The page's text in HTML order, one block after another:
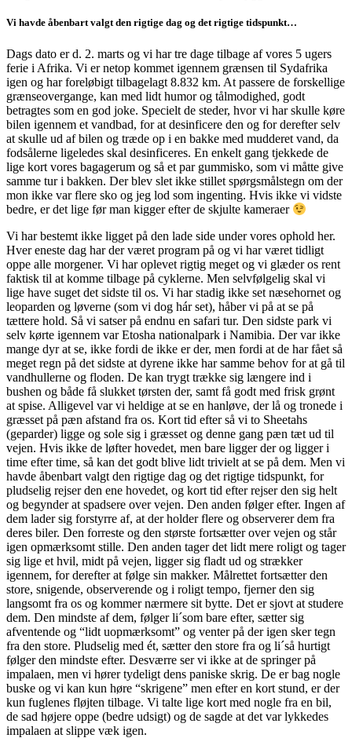
Vi havde åbenbart valgt den rigtige dag og det rigtige tidspunkt…
Dags dato er d. 2. marts og vi har tre dage tilbage af vores 5 ugers
ferie i Afrika. Vi er netop kommet igennem grænsen til Sydafrika
igen og har foreløbigt tilbagelagt 8.832 km. At passere de forskellige
grænseovergange, kan med lidt humor og tålmodighed, godt
betragtes som en god joke. Specielt de steder, hvor vi har skulle køre
bilen igennem et vandbad, for at desinficere den og for derefter selv
at skulle ud af bilen og træde op i en bakke med mudderet vand, da
fodsålerne ligeledes skal desinficeres. En enkelt gang tjekkede de
lige kort vores bagagerum og så et par gummisko, som vi måtte give
samme tur i bakken. Der blev slet ikke stillet spørgsmålstegn om der
mon ikke var flere sko og jeg lod som ingenting. Hvis ikke vi vidste
bedre, er det lige før man kigger efter de skjulte kameraer
Vi har bestemt ikke ligget på den lade side under vores ophold her.
Hver eneste dag har der været program på og vi har været tidligt
oppe alle morgener. Vi har oplevet rigtig meget og vi glæder os rent
faktisk til at komme tilbage på cyklerne. Men selvfølgelig skal vi
lige have suget det sidste til os. Vi har stadig ikke set næsehornet og
leoparden og løverne (som vi dog hár set), håber vi på at se på
tættere hold. Så vi satser på endnu en safari tur. Den sidste park vi
selv kørte igennem var Etosha nationalpark i Namibia. Der var ikke
mange dyr at se, ikke fordi de ikke er der, men fordi at de har fået så
meget regn på det sidste at dyrene ikke har samme behov for at gå til
vandhullerne og floden. De kan trygt trække sig længere ind i
bushen og både få slukket tørsten der, samt få godt med frisk grønt
at spise. Alligevel var vi heldige at se en hanløve, der lå og tronede i
græsset på pæn afstand fra os. Kort tid efter så vi to Sheetahs
(geparder) ligge og sole sig i græsset og denne gang pæn tæt ud til
vejen. Hvis ikke de løfter hovedet, men bare ligger der og ligger i
time efter time, så kan det godt blive lidt trivielt at se på dem. Men vi
havde åbenbart valgt den rigtige dag og det rigtige tidspunkt, for
pludselig rejser den ene hovedet, og kort tid efter rejser den sig helt
og begynder at spadsere over vejen. Den anden følger efter. Ingen af
dem lader sig forstyrre af, at der holder flere og observerer dem fra
deres biler. Den forreste og den største fortsætter over vejen og står
igen opmærksomt stille. Den anden tager det lidt mere roligt og tager
sig lige et hvil, midt på vejen, ligger sig fladt ud og strækker
igennem, for derefter at følge sin makker. Målrettet fortsætter den
store, snigende, observerende og i roligt tempo, fjerner den sig
langsomt fra os og kommer nærmere sit bytte. Det er sjovt at studere
dem. Den mindste af dem, følger li´som bare efter, sætter sig
afventende og “lidt uopmærksomt” og venter på der igen sker tegn
fra den store. Pludselig med ét, sætter den store fra og li´så hurtigt
følger den mindste efter. Desværre ser vi ikke at de springer på
impalaen, men vi hører tydeligt dens paniske skrig. De er bag nogle
buske og vi kan kun høre “skrigene” men efter en kort stund, er der
kun fuglenes fløjten tilbage. Vi talte lige kort med nogle fra en bil,
de sad højere oppe (bedre udsigt) og de sagde at det var lykkedes
impalaen at slippe væk igen.